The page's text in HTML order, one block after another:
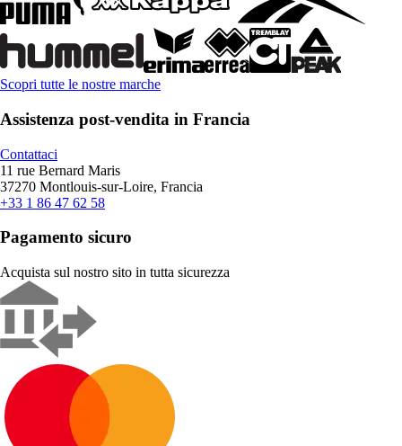
Scopri tutte le nostre marche
Assistenza post-vendita in Francia
Contattaci
11 rue Bernard Maris
37270 Montlouis-sur-Loire, Francia
+33 1 86 47 62 58
Pagamento sicuro
Acquista sul nostro sito in tutta sicurezza